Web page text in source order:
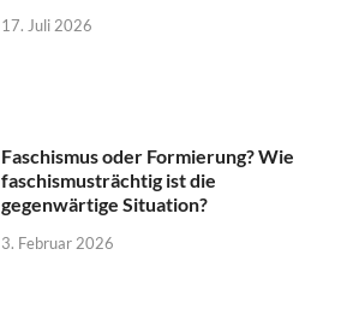
17. Juli 2026
Faschismus oder Formierung? Wie
faschismusträchtig ist die
gegenwärtige Situation?
3. Februar 2026